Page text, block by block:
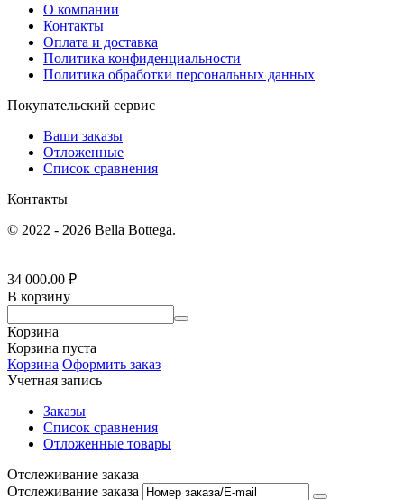
О компании
Контакты
Оплата и доставка
Политика конфиденциальности
Политика обработки персональных данных
Покупательский сервис
Ваши заказы
Отложенные
Список сравнения
Контакты
© 2022 - 2026 Bella Bottega.
34 000.00 ₽
В корзину
Корзина
Корзина пуста
Корзина Оформить заказ
Учетная запись
Заказы
Список сравнения
Отложенные товары
Отслеживание заказа
Отслеживание заказа